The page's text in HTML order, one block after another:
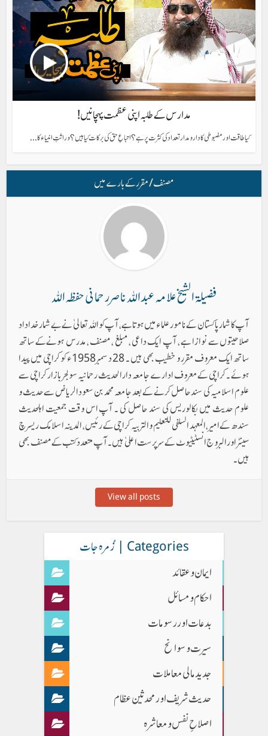
مدارس کے طلبہ اپنی عظمت پہچانیں!
کیا طاقت اور مضبوطی کا دار و مدار تعداد کی کثرت پر ہے؟ اتباعِ حق کی برکات کیا ہیں؟ وراثتِ انبیاء کا...
مصنف/ مقرر کے بارے میں
فضیلۃ الشیخ علامہ عبد اللہ ناصر رحمانی حفظہ اللہ
آپ کا شمار پاکستان کے نامور علماء میں ہوتا ہے ، آپ کو اللہ تعالیٰ نے بے شمار خداداد
صلاحیتوں سے نوازا ہے ، آپ ایک داعی ، مبلغ ، مصنف ، مدرس ہونےکے ساتھ
ساتھ ایک معروف مقرر و خطیب بھی ہیں ۔ 28 دسمبر 1958ء کو کراچی میں پیدا
ہوئے ۔ کراچی کے معروف ادارے جامعہ دارالحدیث رحمانیہ سولجر بازار کراچی سے
علوم اسلامیہ کی سند حاصل کرنے کے بعد جامعہ محمد بن سعود الریاض سے حدیث و
علوم حدیث میں بکالوریس کی سند حاصل کی ۔ آپ اس وقت جمعیت اہلحدیث
سندھ کے امیر ، المعہد السلفی للتعلیم والتربیہ کراچی کے رئیس ، المدینہ اسلامک ریسرچ
سینٹر اور البروج انسٹیٹیوٹ کے سرپرست اعلیٰ ہیں۔ آپ متعدد کتب کے مصنف بھی
ہیں۔
View all posts
Categories | زُمرہ جات
ایمان وعقائد
احکام و مسائل
بدعات اور رسومات
سیرت و سوانح
جدید مالی معاملات
حدیث شریف اور محدثین عظام
اصلاحِ نفس و معاشرہ